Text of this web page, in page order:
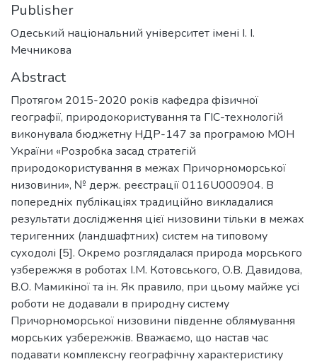
Publisher
Одеський національний університет імені І. І.
Мечникова
Abstract
Протягом 2015-2020 років кафедра фізичної
географії, природокористування та ГІС-технологій
виконувала бюджетну НДР-147 за програмою МОН
України «Розробка засад стратегій
природокористування в межах Причорноморської
низовини», № держ. реєстрації 0116U000904. В
попередніх публікаціях традиційно викладалися
результати дослідження цієї низовини тільки в межах
теригенних (ландшафтних) систем на типовому
суходолі [5]. Окремо розглядалася природа морського
узбережжя в роботах І.М. Котовського, О.В. Давидова,
В.О. Мамикіної та ін. Як правило, при цьому майже усі
роботи не додавали в природну систему
Причорноморської низовини південне облямування
морських узбережжів. Вважаємо, що настав час
подавати комплексну географічну характеристику